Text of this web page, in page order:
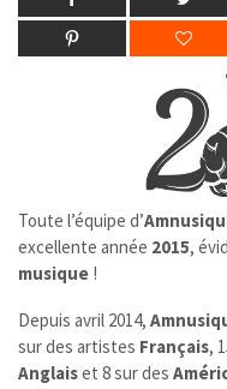
Toute l’équipe d’
excellente année 2015,
musique !
Depuis avril 2014,
sur des artistes Français,
Anglaiset 8 sur des